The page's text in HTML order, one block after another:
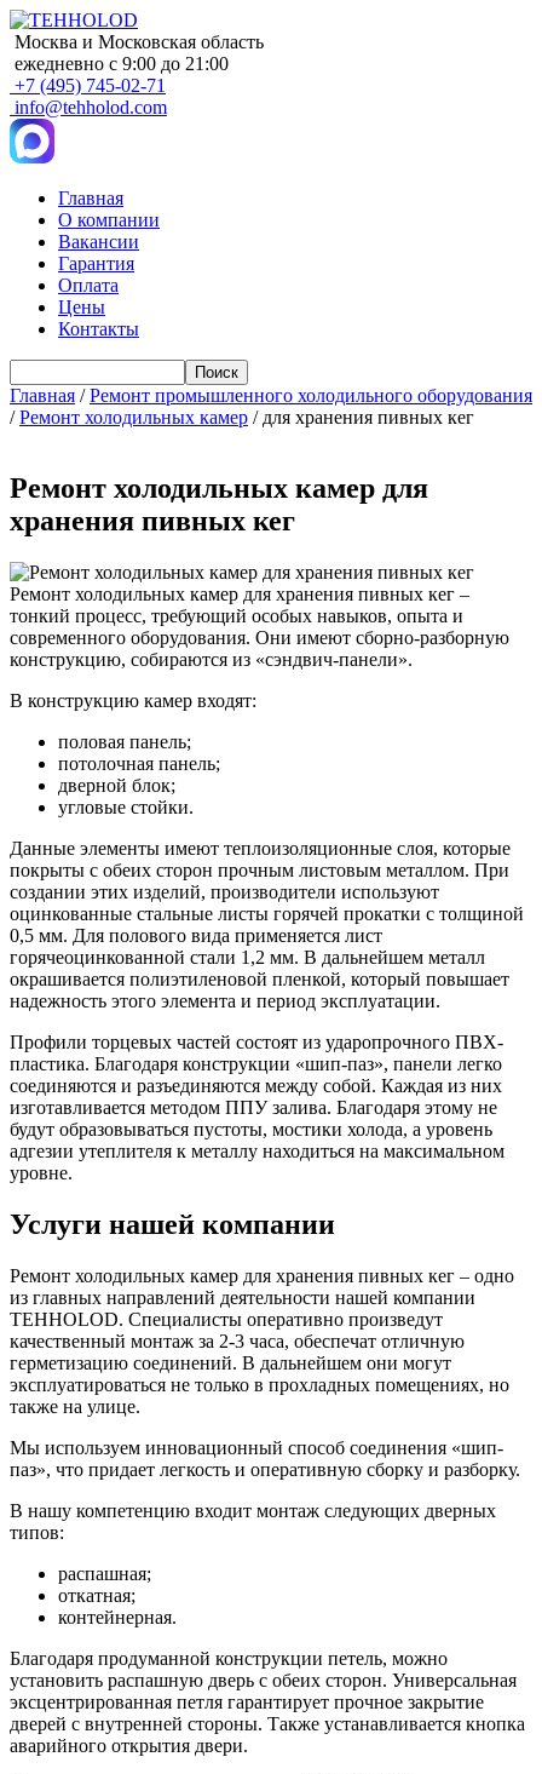
Москва и Московская область
ежедневно с 9:00 до 21:00
+7 (495) 745-02-71
info@tehholod.com
Main
navigation
Главная
О компании
Вакансии
Гарантия
Оплата
Цены
Контакты
Главная /Ремонт промышленного холодильного оборудования
/Ремонт холодильных камер / для хранения пивных кег
Ремонт холодильных камер для
хранения пивных кег
Ремонт холодильных камер для хранения пивных кег –
тонкий процесс, требующий особых навыков, опыта и
современного оборудования. Они имеют сборно-разборную
конструкцию, собираются из «сэндвич-панели».
В конструкцию камер входят:
половая панель;
потолочная панель;
дверной блок;
угловые стойки.
Данные элементы имеют теплоизоляционные слоя, которые
покрыты с обеих сторон прочным листовым металлом. При
создании этих изделий, производители используют
оцинкованные стальные листы горячей прокатки с толщиной
0,5 мм. Для полового вида применяется лист
горячеоцинкованной стали 1,2 мм. В дальнейшем металл
окрашивается полиэтиленовой пленкой, который повышает
надежность этого элемента и период эксплуатации.
Профили торцевых частей состоят из ударопрочного ПВХ-
пластика. Благодаря конструкции «шип-паз», панели легко
соединяются и разъединяются между собой. Каждая из них
изготавливается методом ППУ залива. Благодаря этому не
будут образовываться пустоты, мостики холода, а уровень
адгезии утеплителя к металлу находиться на максимальном
уровне.
Услуги нашей компании
Ремонт холодильных камер для хранения пивных кег – одно
из главных направлений деятельности нашей компании
TEHHOLOD. Специалисты оперативно произведут
качественный монтаж за 2-3 часа, обеспечат отличную
герметизацию соединений. В дальнейшем они могут
эксплуатироваться не только в прохладных помещениях, но
также на улице.
Мы используем инновационный способ соединения «шип-
паз», что придает легкость и оперативную сборку и разборку.
В нашу компетенцию входит монтаж следующих дверных
типов:
распашная;
откатная;
контейнерная.
Благодаря продуманной конструкции петель, можно
установить распашную дверь с обеих сторон. Универсальная
эксцентрированная петля гарантирует прочное закрытие
дверей с внутренней стороны. Также устанавливается кнопка
аварийного открытия двери.